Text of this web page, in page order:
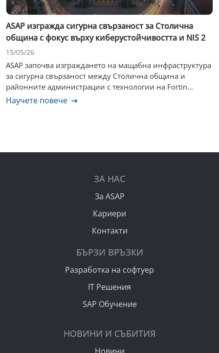
ASAP изгражда сигурна свързаност за Столична
община с фокус върху киберустойчивостта и NIS 2
15/05/26
ASAP започва изграждането на мащабна инфраструктура
за сигурна свързаност между Столична община и
районните администрации с технологии на Fortin...
Научете повече
ЗА НАС
За ASAP
Кариери
Контакти
БЪРЗИ ВРЪЗКИ
Разработка на софтуер
IT Решения
SAP Обучение
НОВИНИ И СЪБИТИЯ